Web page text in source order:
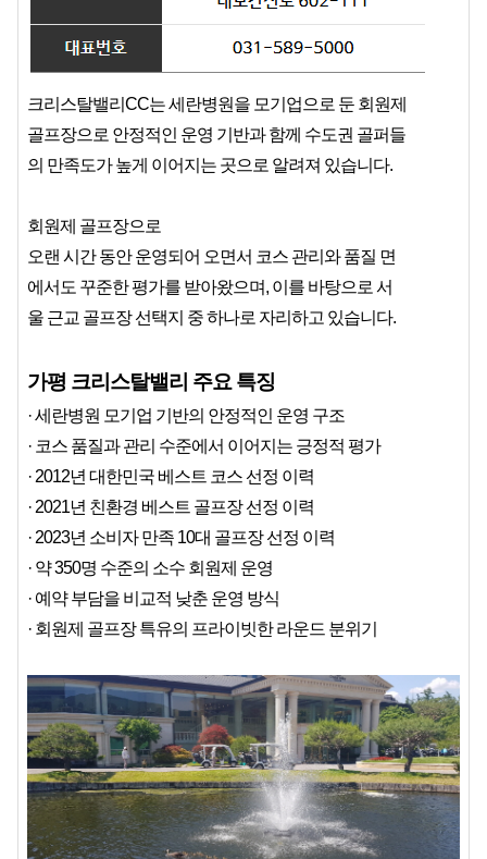
크리스탈밸리CC는 세란병원을 모기업으로 둔 회원제
골프장으로 안정적인 운영 기반과 함께 수도권 골퍼들
의 만족도가 높게 이어지는 곳으로 알려져 있습니다.
회원제 골프장으로
오랜 시간 동안 운영되어 오면서 코스 관리와 품질 면
에서도 꾸준한 평가를 받아왔으며, 이를 바탕으로 서
울 근교 골프장 선택지 중 하나로 자리하고 있습니다.
가평 크리스탈밸리 주요 특징
· 세란병원 모기업 기반의 안정적인 운영 구조
· 코스 품질과 관리 수준에서 이어지는 긍정적 평가
· 2012년 대한민국 베스트 코스 선정 이력
· 2021년 친환경 베스트 골프장 선정 이력
· 2023년 소비자 만족 10대 골프장 선정 이력
· 약 350명 수준의 소수 회원제 운영
· 예약 부담을 비교적 낮춘 운영 방식
· 회원제 골프장 특유의 프라이빗한 라운드 분위기